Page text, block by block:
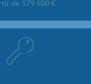
de 179 500 €